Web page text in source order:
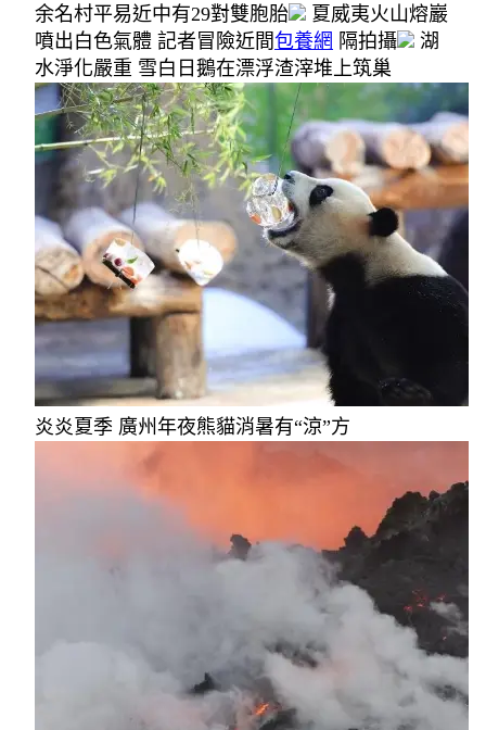
余名村平易近中有29對雙胞胎
夏威夷火山熔巖
噴出白色氣體 記者冒險近間包養網 隔拍攝
湖
水淨化嚴重 雪白日鵝在漂浮渣滓堆上筑巢
炎炎夏季 廣州年夜熊貓消暑有“涼”方